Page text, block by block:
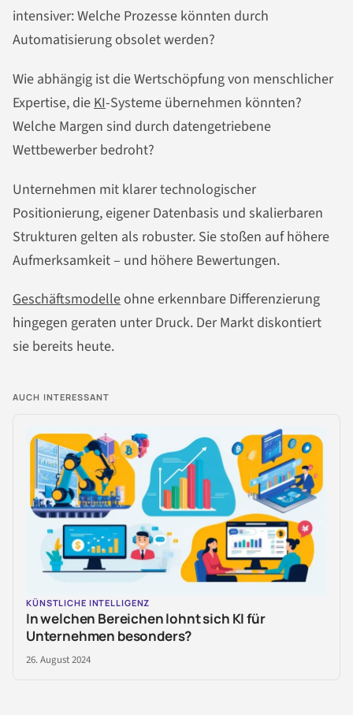
intensiver: Welche Prozesse könnten durch
Automatisierung obsolet werden?
Wie abhängig ist die Wertschöpfung von menschlicher
Expertise, die KI-Systeme übernehmen könnten?
Welche Margen sind durch datengetriebene
Wettbewerber bedroht?
Unternehmen mit klarer technologischer
Positionierung, eigener Datenbasis und skalierbaren
Strukturen gelten als robuster. Sie stoßen auf höhere
Aufmerksamkeit – und höhere Bewertungen.
Geschäftsmodelleohne erkennbare Differenzierung
hingegen geraten unter Druck. Der Markt diskontiert
sie bereits heute.
AUCH INTERESSANT
KÜNSTLICHE INTELLIGENZ
In welchen Bereichen lohnt sich KI für
Unternehmen besonders?
26. August 2024